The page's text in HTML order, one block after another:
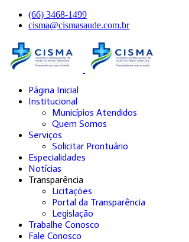
(66) 3468-1499
cisma@cismasaude.com.br
Página Inicial
Institucional
Municípios Atendidos
Quem Somos
Serviços
Solicitar Prontuário
Especialidades
Notícias
Transparência
Licitações
Portal da Transparência
Legislação
Trabalhe Conosco
Fale Conosco